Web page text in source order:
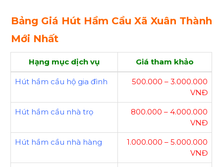
Bảng Giá Hút Hầm Cầu Xã Xuân Thành
Mới Nhất
Hạng mục dịch vụ Giá tham khảo
Hút hầm cầu hộ gia đình
500.000 – 3.000.000
VNĐ
Hút hầm cầu nhà trọ
800.000 – 4.000.000
VNĐ
Hút hầm cầu nhà hàng
1.000.000 – 5.000.000
VNĐ